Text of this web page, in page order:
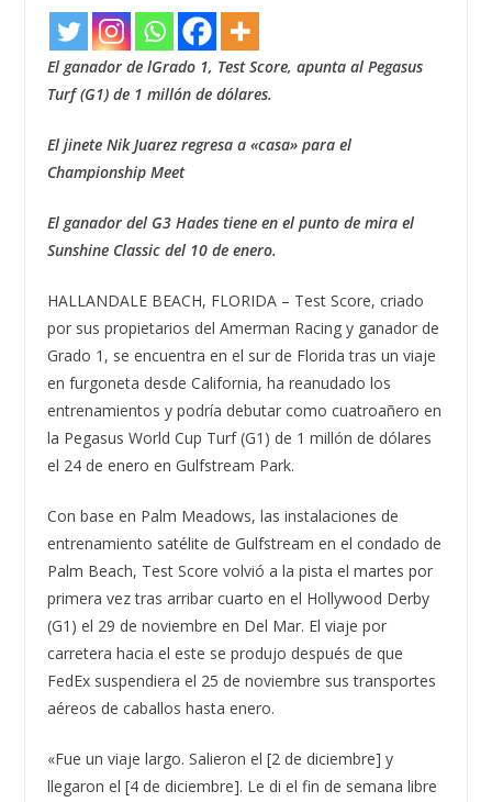
El ganador de lGrado 1, Test Score, apunta al Pegasus
Turf (G1) de 1 millón de dólares.
El jinete Nik Juarez regresa a «casa» para el
Championship Meet
El ganador del G3 Hades tiene en el punto de mira el
Sunshine Classic del 10 de enero.
HALLANDALE BEACH, FLORIDA – Test Score, criado
por sus propietarios del Amerman Racing y ganador de
Grado 1, se encuentra en el sur de Florida tras un viaje
en furgoneta desde California, ha reanudado los
entrenamientos y podría debutar como cuatroañero en
la Pegasus World Cup Turf (G1) de 1 millón de dólares
el 24 de enero en Gulfstream Park.
Con base en Palm Meadows, las instalaciones de
entrenamiento satélite de Gulfstream en el condado de
Palm Beach, Test Score volvió a la pista el martes por
primera vez tras arribar cuarto en el Hollywood Derby
(G1) el 29 de noviembre en Del Mar. El viaje por
carretera hacia el este se produjo después de que
FedEx suspendiera el 25 de noviembre sus transportes
aéreos de caballos hasta enero.
«Fue un viaje largo. Salieron el [2 de diciembre] y
llegaron el [4 de diciembre]. Le di el fin de semana libre